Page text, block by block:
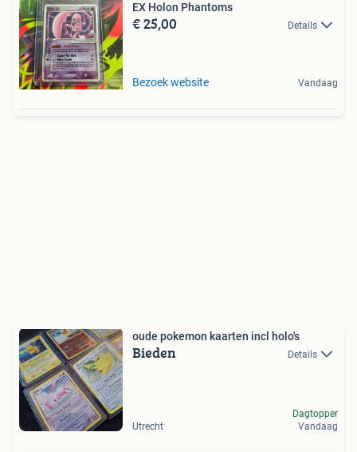
EX Holon Phantoms
€ 25,00 Details
Bezoek website Vandaag
oude pokemon kaarten incl holo's
Bieden Details
Utrecht
Dagtopper
Vandaag